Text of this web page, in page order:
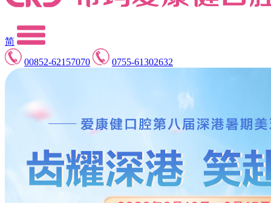
简
00852-62157070
0755-61302632